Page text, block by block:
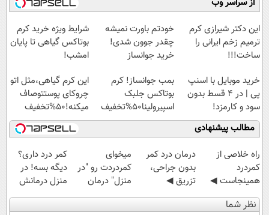
آموزش رایگان
امشب)
میلیاردی)
◗پرسش‌نامه◖
از سراسر وب
این دکتر شیرازی کرم
ترمیم زخم ایرانی را
ساخت!!!
خودتم باورت نمیشه
چقدر جوون شدی!
خرید جوانساز
ویژه
شرایط ویژه خرید کرم
بوتاکس گیاهی تا پایان
امشب!
خرید موبایل با اسنپ
پی | در ۴ قسط بدون
سود و کارمزد!
بمب جوانساز! کرم
بوتاکس جلبک
اسپیرولینا50%تخفیف
این کرم گیاهی،مثل اتو
چروکای پوستتوصاف
میکنه!50%تخفیف
مطالب پیشنهادی
‌راه خلاصی از
کمردرد
همینجاست ◀
فقط کافیه فرم
رو پر کنی!
درمان درد کمر
بدون جراحی،
تزریق ◀
پرسش‌نامه رو پر
کن ▶
میخوای
کمردردت رو "در
منزل" درمان
کنی؟ (◂فیلم +
◂پرسش‌نامه)
کمر درد داری؟
دیگه بسه! در
منزل درمانش
کن
(◀پرسش‌نامه)
نظر شما